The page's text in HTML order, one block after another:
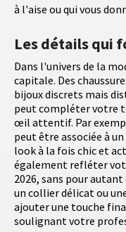
à l'aise ou qui vous
Les détails qui
Dans l'univers de la
capitale. Des
bijoux discrets mais
peut compléter votre
œil attentif. Par
peut être associée à
look à la fois chic et
également refléter
2026, sans pour
un collier délicat ou
ajouter une touche
soulignant votre